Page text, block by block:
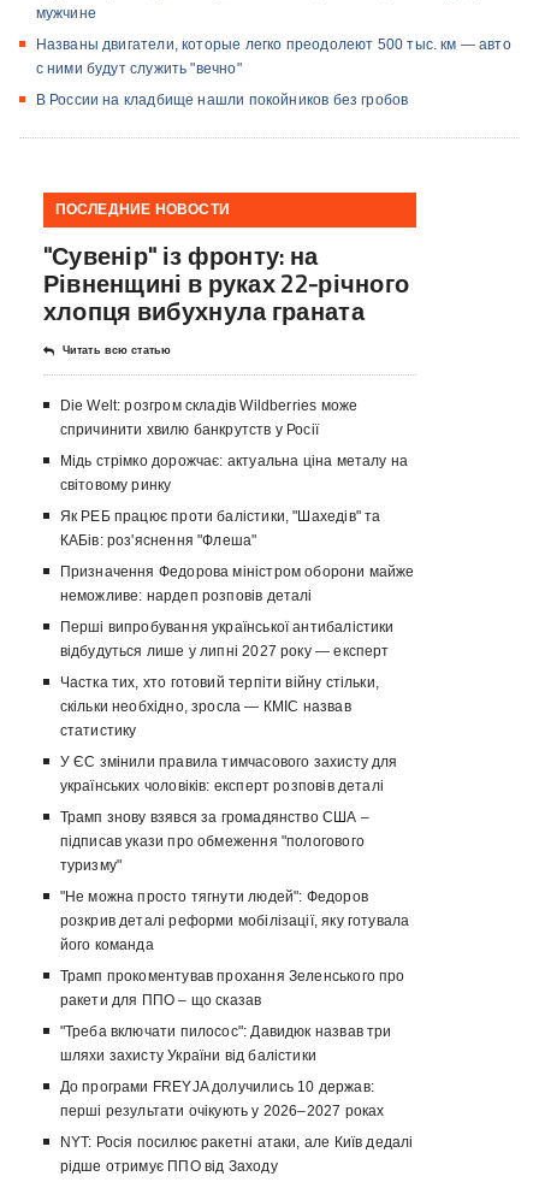
мужчине
Названы двигатели, которые легко преодолеют 500 тыс. км — авто
с ними будут служить "вечно"
В России на кладбище нашли покойников без гробов
ПОСЛЕДНИЕ НОВОСТИ
"Сувенір" із фронту: на
Рівненщині в руках 22-річного
хлопця вибухнула граната
Читать всю статью
Die Welt: розгром складів Wildberries може
спричинити хвилю банкрутств у Росії
Мідь стрімко дорожчає: актуальна ціна металу на
світовому ринку
Як РЕБ працює проти балістики, "Шахедів" та
КАБів: роз'яснення "Флеша"
Призначення Федорова міністром оборони майже
неможливе: нардеп розповів деталі
Перші випробування української антибалістики
відбудуться лише у липні 2027 року — експерт
Частка тих, хто готовий терпіти війну стільки,
скільки необхідно, зросла — КМІС назвав
статистику
У ЄС змінили правила тимчасового захисту для
українських чоловіків: експерт розповів деталі
Трамп знову взявся за громадянство США –
підписав укази про обмеження "пологового
туризму"
"Не можна просто тягнути людей": Федоров
розкрив деталі реформи мобілізації, яку готувала
його команда
Трамп прокоментував прохання Зеленського про
ракети для ППО – що сказав
"Треба включати пилосос": Давидюк назвав три
шляхи захисту України від балістики
До програми FREYJA долучились 10 держав:
перші результати очікують у 2026–2027 роках
NYT: Росія посилює ракетні атаки, але Київ дедалі
рідше отримує ППО від Заходу